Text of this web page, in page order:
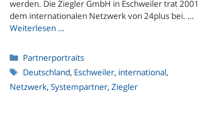
werden. Die Ziegler GmbH in Eschweiler trat 2001
dem internationalen Netzwerk von 24plus bei. …
Weiterlesen …
Kategorien
Partnerportraits
Schlagwörter
Deutschland, Eschweiler, international,
Netzwerk, Systempartner, Ziegler